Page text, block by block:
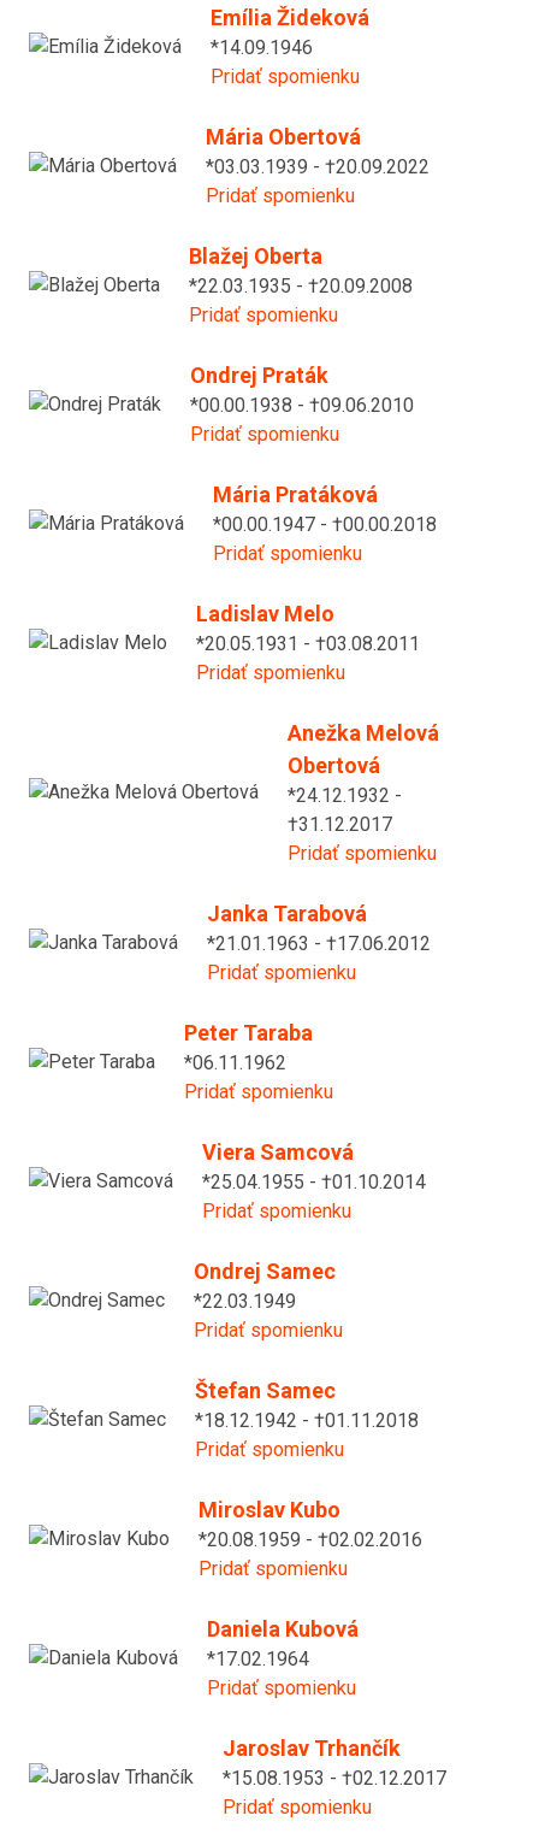
Emília Žideková
*14.09.1946
Pridať spomienku
Mária Obertová
*03.03.1939 - †20.09.2022
Pridať spomienku
Blažej Oberta
*22.03.1935 - †20.09.2008
Pridať spomienku
Ondrej Praták
*00.00.1938 - †09.06.2010
Pridať spomienku
Mária Pratáková
*00.00.1947 - †00.00.2018
Pridať spomienku
Ladislav Melo
*20.05.1931 - †03.08.2011
Pridať spomienku
Anežka Melová
Obertová
*24.12.1932 -
†31.12.2017
Pridať spomienku
Janka Tarabová
*21.01.1963 - †17.06.2012
Pridať spomienku
Peter Taraba
*06.11.1962
Pridať spomienku
Viera Samcová
*25.04.1955 - †01.10.2014
Pridať spomienku
Ondrej Samec
*22.03.1949
Pridať spomienku
Štefan Samec
*18.12.1942 - †01.11.2018
Pridať spomienku
Miroslav Kubo
*20.08.1959 - †02.02.2016
Pridať spomienku
Daniela Kubová
*17.02.1964
Pridať spomienku
Jaroslav Trhančík
*15.08.1953 - †02.12.2017
Pridať spomienku